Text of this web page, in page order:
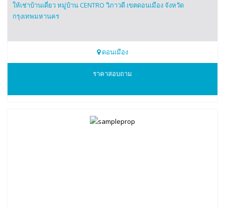
0850027195
ให้เช่าบ้านเดี่ยว หมู่บ้าน CENTRO วิภาวดี เขตดอนเมือง จังหวัด
กรุงเทพมหานคร
ดอนเมือง
ราคาสอบถาม